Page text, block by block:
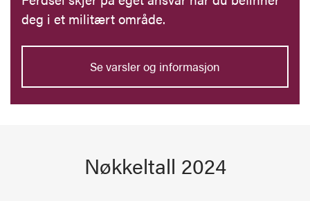
deg i et militært område.
Se varsler og informasjon
Nøkkeltall 2024